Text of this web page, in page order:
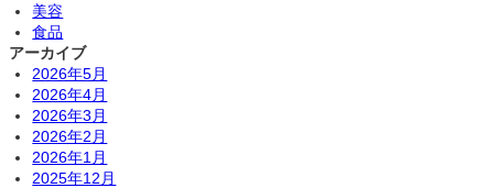
美容
食品
アーカイブ
2026年5月
2026年4月
2026年3月
2026年2月
2026年1月
2025年12月